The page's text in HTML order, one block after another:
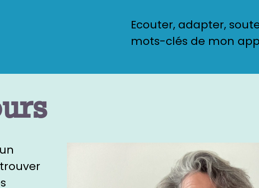
Ecouter, adapter,
mots-clés de mon